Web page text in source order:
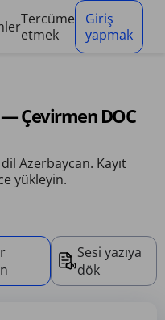
Tercüme
etmek
Giriş
yapmak
Çevirmen DOC
Azerbaycan. Kayıt
yükleyin.
Sesi yazıya
dök